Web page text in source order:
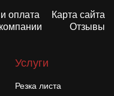
оплата
Карта сайта
Отзывы
Услуги
Резка листа